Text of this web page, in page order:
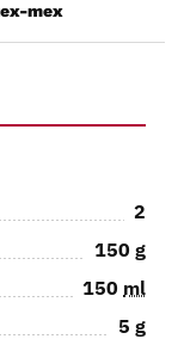
mex
2
150 g
150 ml
5 g